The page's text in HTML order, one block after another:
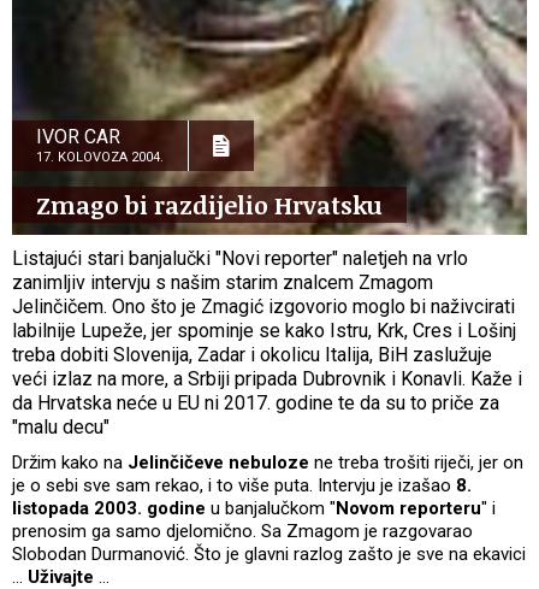
IVOR CAR
17. KOLOVOZA 2004.
Zmago bi razdijelio Hrvatsku
Listajući stari banjalučki "Novi reporter" naletjeh na vrlo
zanimljiv intervju s našim starim znalcem Zmagom
Jelinčičem. Ono što je Zmagić izgovorio moglo bi naživcirati
labilnije Lupeže, jer spominje se kako Istru, Krk, Cres i Lošinj
treba dobiti Slovenija, Zadar i okolicu Italija, BiH zaslužuje
veći izlaz na more, a Srbiji pripada Dubrovnik i Konavli. Kaže i
da Hrvatska neće u EU ni 2017. godine te da su to priče za
"malu decu"
Držim kako na Jelinčičeve nebuloze ne treba trošiti riječi, jer on
je o sebi sve sam rekao, i to više puta. Intervju je izašao 8.
listopada 2003. godine u banjalučkom "Novom reporteru" i
prenosim ga samo djelomično. Sa Zmagom je razgovarao
Slobodan Durmanović. Što je glavni razlog zašto je sve na ekavici
… Uživajte …